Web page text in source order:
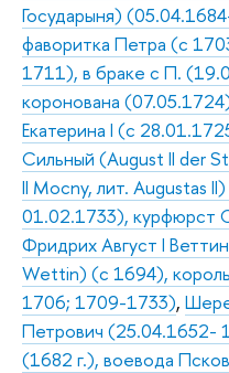
Государыня)
фаворитка Петра (с
1711), в браке с П.
коронована
Екатерина I (с
Сильный (August II der
II Mocny, лит. Augustas
01.02.1733), курфюрст
Фридрих Август I
Wettin) (с 1694),
1706; 1709-1733),
Петрович (25.04.1652-
(1682 г.), воевода